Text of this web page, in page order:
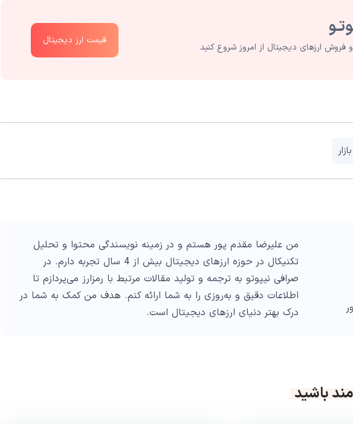
فروش ارزهای دیجیتال از امروز شروع کنید
قیمت ارز دیجیتال
من علیرضا مقدم پور هستم و در زمینه نویسندگی محتوا و تحلیل
تکنیکال در حوزه ارزهای دیجیتال بیش از 4 سال تجربه دارم. در
صرافی نیپوتو به ترجمه و تولید مقالات مرتبط با رمزارز می‌پردازم تا
اطلاعات دقیق و به‌روزی را به شما ارائه کنم. هدف من کمک به شما در
درک بهتر دنیای ارزهای دیجیتال است.
باشید